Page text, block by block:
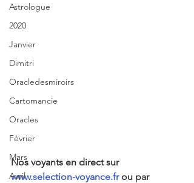
Astrologue
2020
Janvier
Dimitri
Oracledesmiroirs
Cartomancie
Oracles
Février
Mars
Avril
Nos voyants en direct sur
www.selection-voyance.fr ou par